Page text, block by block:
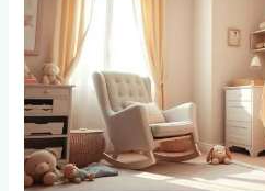
Clave
para
Cuidar
la
Salud
Infantil